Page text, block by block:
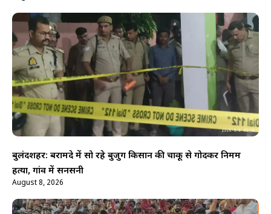
बुलंदशहर: बरामदे में सो रहे बुजुर्ग किसान की चाकू से गोदकर निर्मम
हत्या, गांव में सनसनी
August 8, 2026